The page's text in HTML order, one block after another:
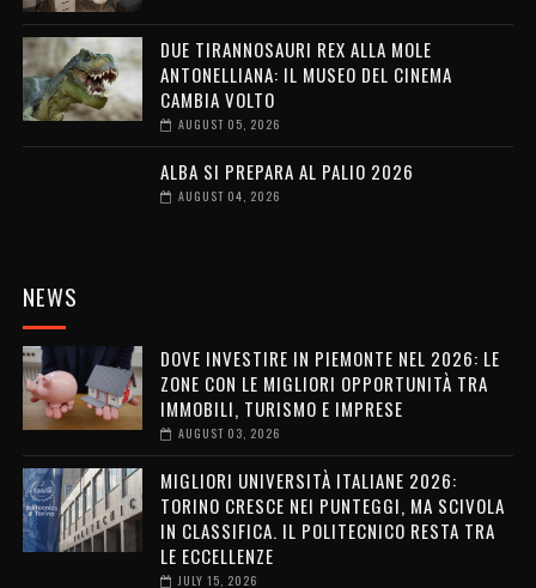
DUE TIRANNOSAURI REX ALLA MOLE
ANTONELLIANA: IL MUSEO DEL CINEMA
CAMBIA VOLTO
AUGUST 05, 2026
ALBA SI PREPARA AL PALIO 2026
AUGUST 04, 2026
NEWS
DOVE INVESTIRE IN PIEMONTE NEL 2026: LE
ZONE CON LE MIGLIORI OPPORTUNITÀ TRA
IMMOBILI, TURISMO E IMPRESE
AUGUST 03, 2026
MIGLIORI UNIVERSITÀ ITALIANE 2026:
TORINO CRESCE NEI PUNTEGGI, MA SCIVOLA
IN CLASSIFICA. IL POLITECNICO RESTA TRA
LE ECCELLENZE
JULY 15, 2026